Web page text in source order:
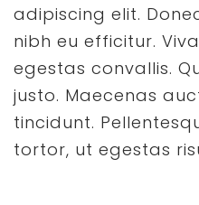
adipiscing elit.
nibh eu efficitur.
egestas convallis.
justo. Maecenas
tincidunt.
tortor, ut egestas